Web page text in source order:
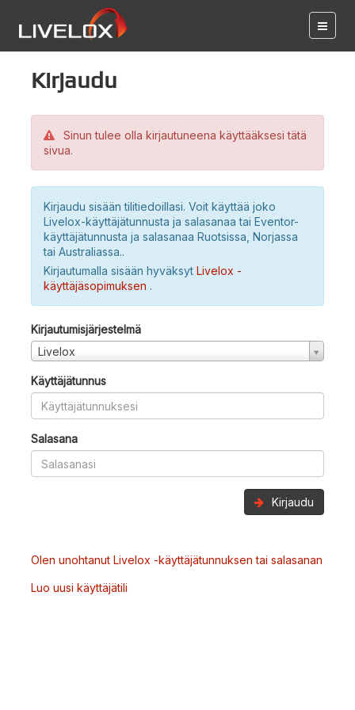
Kirjaudu
Sinun tulee olla kirjautuneena käyttääksesi tätä
sivua.
Kirjaudu sisään tilitiedoillasi. Voit käyttää joko
Livelox-käyttäjätunnusta ja salasanaa tai Eventor-
käyttäjätunnusta ja salasanaa Ruotsissa, Norjassa
tai Australiassa..
Kirjautumalla sisään hyväksyt Livelox -
käyttäjäsopimuksen .
Kirjautumisjärjestelmä
Livelox
Käyttäjätunnus
Salasana
Kirjaudu
Olen unohtanut Livelox -käyttäjätunnuksen tai salasanan
Luo uusi käyttäjätili